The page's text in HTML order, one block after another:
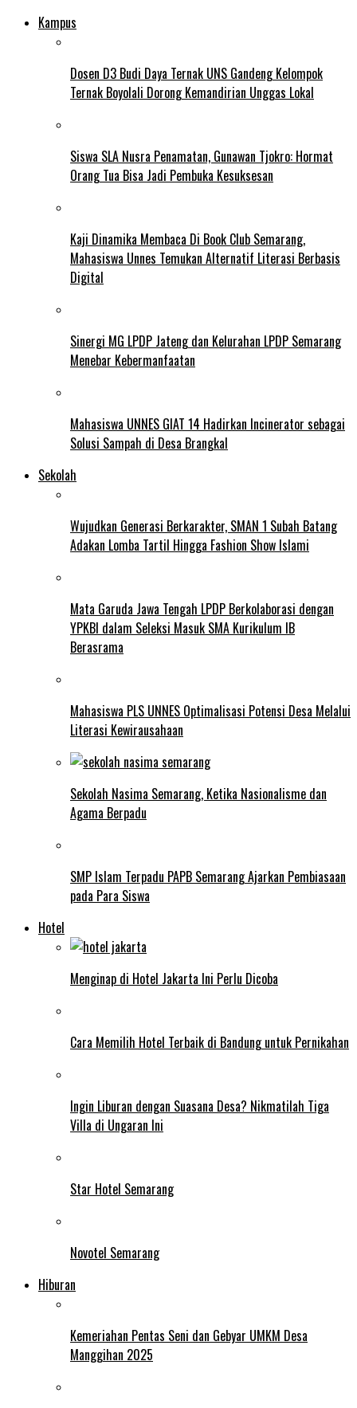
Kampus
Dosen D3 Budi Daya Ternak UNS Gandeng Kelompok
Ternak Boyolali Dorong Kemandirian Unggas Lokal
Siswa SLA Nusra Penamatan, Gunawan Tjokro: Hormat
Orang Tua Bisa Jadi Pembuka Kesuksesan
Kaji Dinamika Membaca Di Book Club Semarang,
Mahasiswa Unnes Temukan Alternatif Literasi Berbasis
Digital
Sinergi MG LPDP Jateng dan Kelurahan LPDP Semarang
Menebar Kebermanfaatan
Mahasiswa UNNES GIAT 14 Hadirkan Incinerator sebagai
Solusi Sampah di Desa Brangkal
Sekolah
Wujudkan Generasi Berkarakter, SMAN 1 Subah Batang
Adakan Lomba Tartil Hingga Fashion Show Islami
Mata Garuda Jawa Tengah LPDP Berkolaborasi dengan
YPKBI dalam Seleksi Masuk SMA Kurikulum IB
Berasrama
Mahasiswa PLS UNNES Optimalisasi Potensi Desa Melalui
Literasi Kewirausahaan
Sekolah Nasima Semarang, Ketika Nasionalisme dan
Agama Berpadu
SMP Islam Terpadu PAPB Semarang Ajarkan Pembiasaan
pada Para Siswa
Hotel
Menginap di Hotel Jakarta Ini Perlu Dicoba
Cara Memilih Hotel Terbaik di Bandung untuk Pernikahan
Ingin Liburan dengan Suasana Desa? Nikmatilah Tiga
Villa di Ungaran Ini
Star Hotel Semarang
Novotel Semarang
Hiburan
Kemeriahan Pentas Seni dan Gebyar UMKM Desa
Manggihan 2025